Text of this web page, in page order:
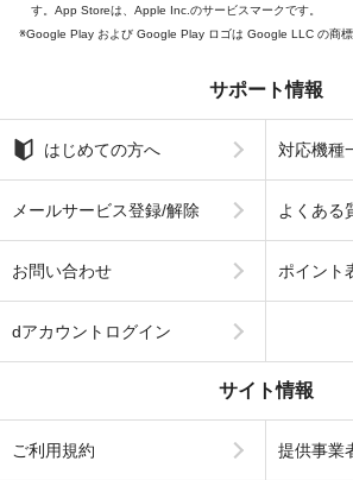
す。App Storeは、Apple Inc.のサービスマークです。
Google Play および Google Play ロゴは Google LLC の商標
サポート情報
はじめての方へ 対応機種
メールサービス登録/解除 よくある
お問い合わせ ポイント
dアカウントログイン
サイト情報
ご利用規約 提供事業